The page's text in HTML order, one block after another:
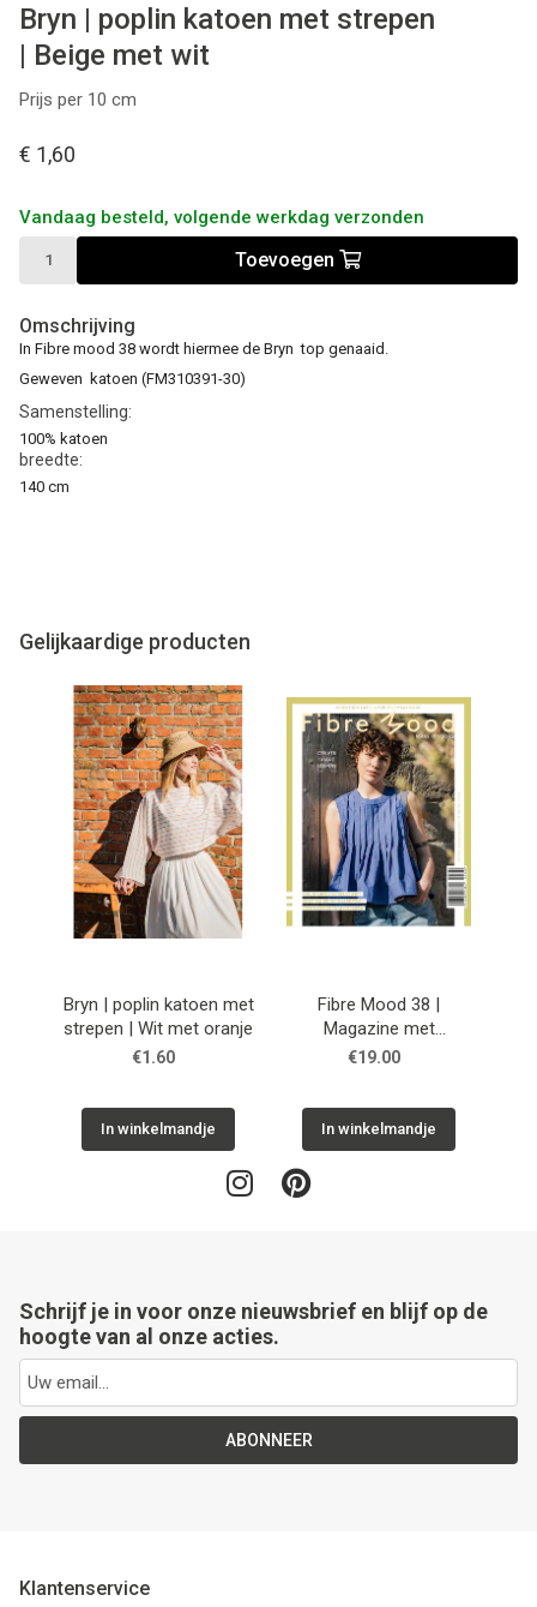
Bryn | poplin katoen met strepen
| Beige met wit
Prijs per 10 cm
€ 1,60
Vandaag besteld, volgende werkdag verzonden
Toevoegen
Omschrijving
In Fibre mood 38 wordt hiermee de Bryn top genaaid.
Geweven katoen (FM310391-30)
Samenstelling:
100% katoen
breedte:
140 cm
Gelijkaardige producten
Bryn | poplin katoen met
strepen | Wit met oranje
€1.60
In winkelmandje
Fibre Mood 38 |
Magazine met
naaipatronen voor
€19.00
In winkelmandje
Schrijf je in voor onze nieuwsbrief en blijf op de
hoogte van al onze acties.
ABONNEER
Klantenservice